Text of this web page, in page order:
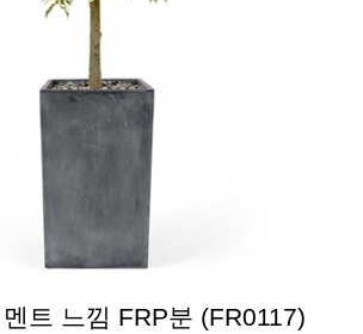
트 느낌 FRP분 (FR0117)